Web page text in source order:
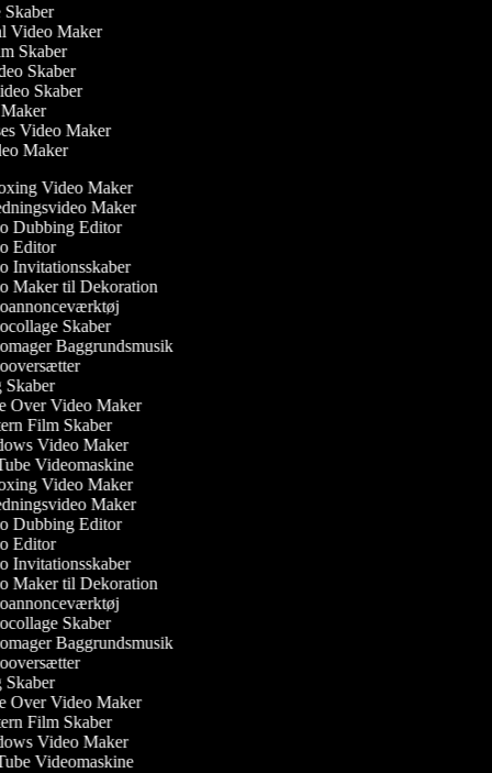
Skaber
Video Maker
Skaber
Skaber
Skaber
Maker
Video Maker
Maker
Video Maker
Maker
Dubbing Editor
Editor
Invitationsskaber
Maker til Dekoration
Skaber
Baggrundsmusik
Over Video Maker
Film Skaber
Video Maker
Videomaskine
Video Maker
Maker
Dubbing Editor
Editor
Invitationsskaber
Maker til Dekoration
Skaber
Baggrundsmusik
Over Video Maker
Film Skaber
Video Maker
Videomaskine